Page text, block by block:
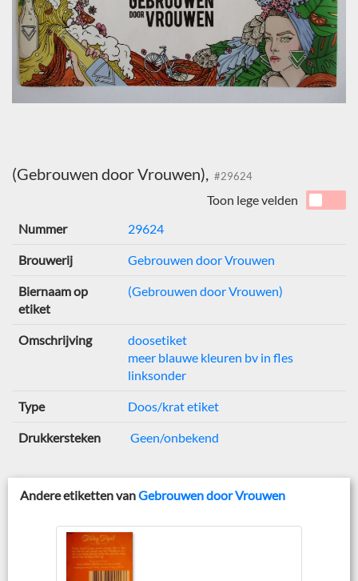
(Gebrouwen door Vrouwen), #29624
Toon lege velden
Nummer
29624
Brouwerij Gebrouwen door Vrouwen
Biernaam op
etiket
(Gebrouwen door Vrouwen)
Omschrijving
doosetiket
meer blauwe kleuren bv in fles
linksonder
Type Doos/krat etiket
Drukkersteken Geen/onbekend
Andere etiketten vanGebrouwen door Vrouwen